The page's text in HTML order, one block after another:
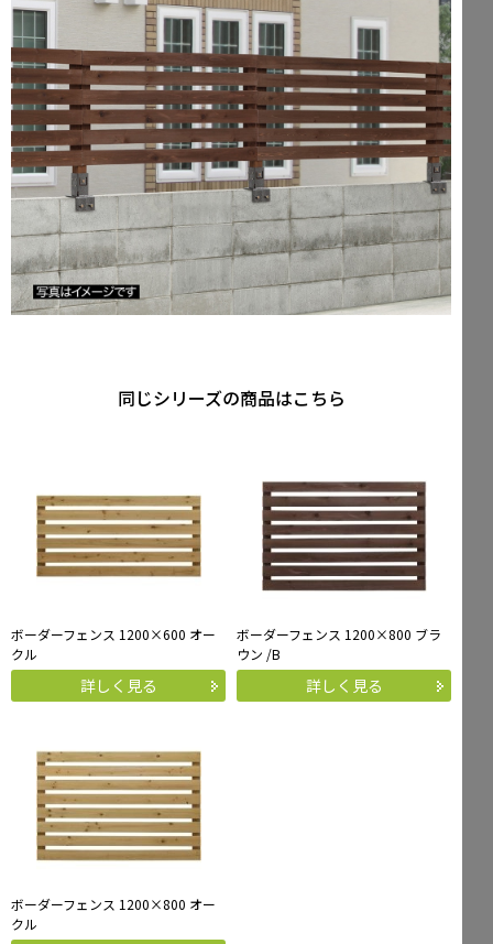
同じシリーズの商品はこちら
ボーダーフェンス 1200×600 オー
クル
詳しく見る
ボーダーフェンス 1200×800 ブラ
ウン /B
詳しく見る
ボーダーフェンス 1200×800 オー
クル